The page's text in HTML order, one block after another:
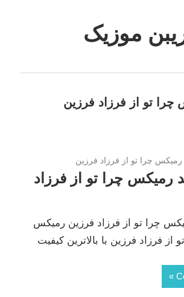
موزیک
تو از فرزاد فرزین
رمیکس چرا تو از فرزاد فرزین
رمیکس چرا تو از فرزاد
چرا تو از فرزاد فرزین رمیکس
از فرزاد فرزین با بالاترین کیفیت